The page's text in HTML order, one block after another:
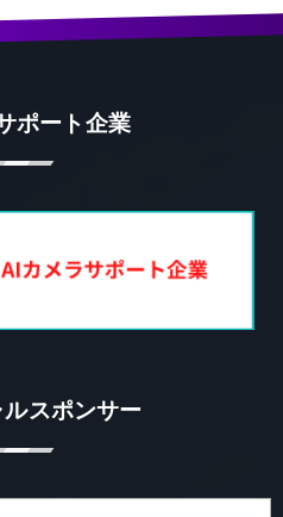
ポート企業
スポンサー